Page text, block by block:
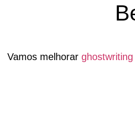
Vamos melhorar